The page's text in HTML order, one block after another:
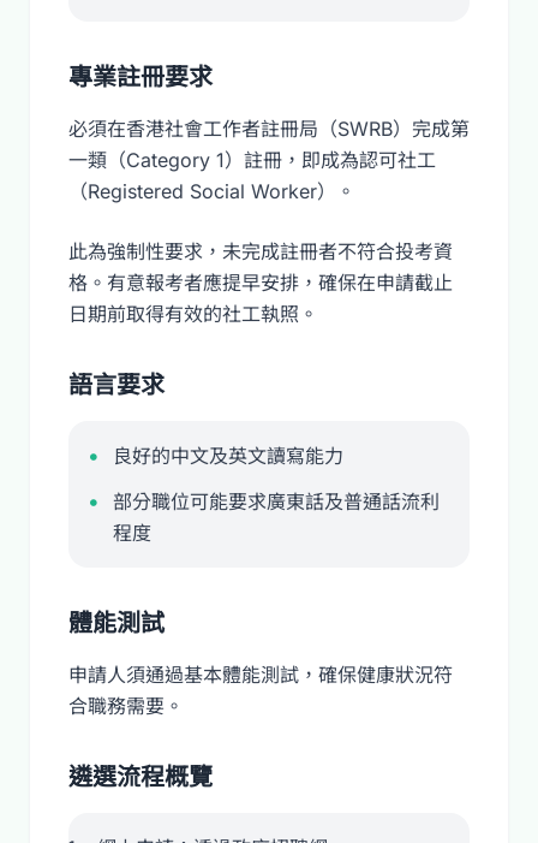
專業註冊要求
必須在香港社會工作者註冊局（SWRB）完成第
一類（Category 1）註冊，即成為認可社工
（Registered Social Worker）。
此為強制性要求，未完成註冊者不符合投考資
格。有意報考者應提早安排，確保在申請截止
日期前取得有效的社工執照。
語言要求
良好的中文及英文讀寫能力
部分職位可能要求廣東話及普通話流利
程度
體能測試
申請人須通過基本體能測試，確保健康狀況符
合職務需要。
遴選流程概覽